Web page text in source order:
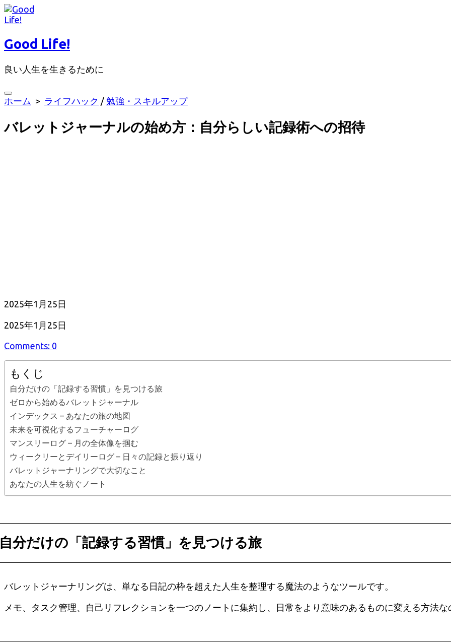
コ
ン
ン
へ
キ
ッ
Good Life!
良い人生を生きるために
検
索
り
ホーム > ライフハック /勉強・スキルアップ
バレットジャーナルの始め方：自分らしい記録術への招待
公
日
2025年1月25日
最
更
新
日
2025年1月25日
Comments: 0
もくじ
自分だけの「記録する習慣」を見つける旅
ゼロから始めるバレットジャーナル
インデックス – あなたの旅の地図
未来を可視化するフューチャーログ
マンスリーログ – 月の全体像を掴む
ウィークリーとデイリーログ – 日々の記録と振り返り
バレットジャーナリングで大切なこと
あなたの人生を紡ぐノート
分だけの「記録する習慣」を見つける旅
バレットジャーナリングは、単なる日記の枠を超えた人生を整理する魔法のようなツールです。
メモ、タスク管理、自己リフレクションを一つのノートに集約し、日常をより意味のあるものに変える方法な